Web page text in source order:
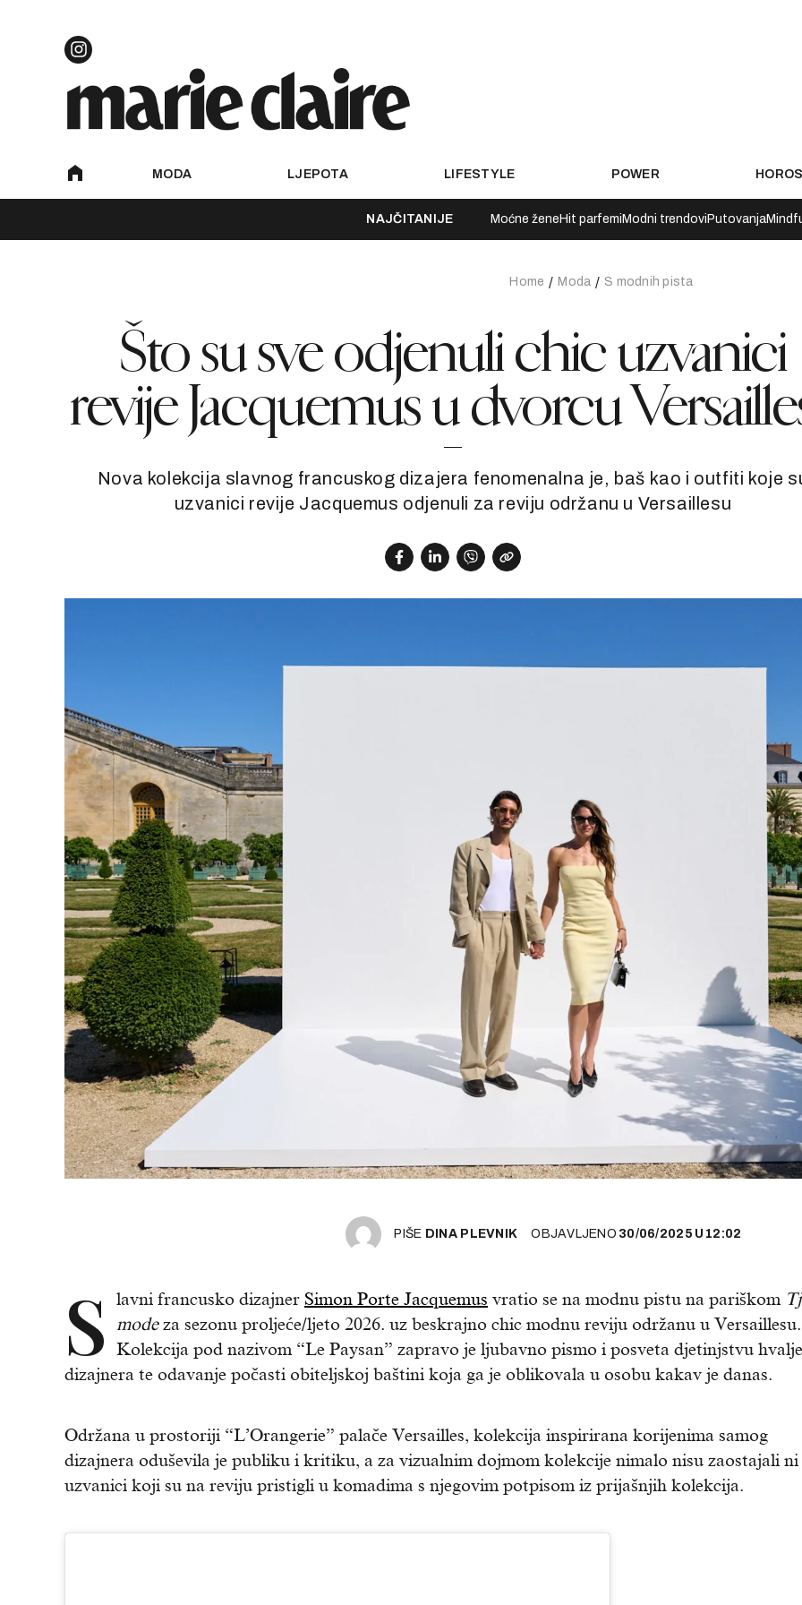
MODA LJEPOTA LIFESTYLE POWER
NAJČITANIJE Moćne žene Hit parfemi Modni trendovi Putovanja
Home Moda S modnih pista
Što su sve odjenuli chic uzvanici
revije Jacquemus u dvorcu
Nova kolekcija slavnog francuskog dizajera fenomenalna je, baš kao i outfiti koje
uzvanici revije Jacquemus odjenuli za reviju održanu u Versaillesu
PIŠE DINA PLEVNIK OBJAVLJENO 30/06/2025 U 12:02
S lavni francusko dizajner Simon Porte Jacquemus vratio se na modnu pistu na pariškom
modeza sezonu proljeće/ljeto 2026. uz beskrajno chic modnu reviju održanu u Versaillesu.
Kolekcija pod nazivom “Le Paysan” zapravo je ljubavno pismo i posveta djetinjstvu
dizajnera te odavanje počasti obiteljskoj baštini koja ga je oblikovala u osobu kakav je danas.
Održana u prostoriji “L’Orangerie” palače Versailles, kolekcija inspirirana korijenima samog
dizajnera oduševila je publiku i kritiku, a za vizualnim dojmom kolekcije nimalo nisu zaostajali ni
uzvanici koji su na reviju pristigli u komadima s njegovim potpisom iz prijašnjih kolekcija.